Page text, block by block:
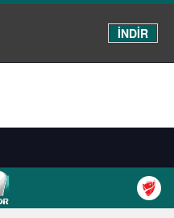
İNDİR